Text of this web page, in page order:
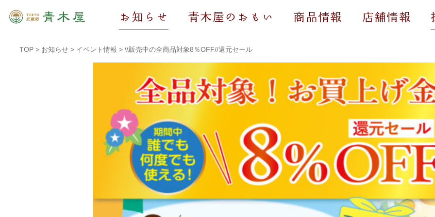
お知らせ 青木屋のおもい 商品情報 店舗情報
TOP > お知らせ > イベント情報 > \\販売中の全商品対象8％OFF//還元セール